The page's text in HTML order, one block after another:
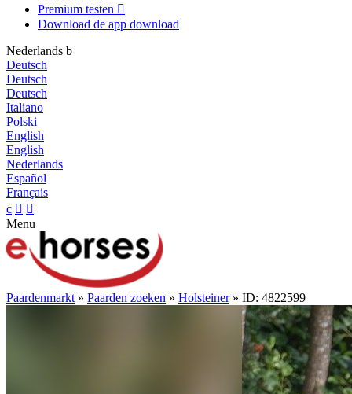
Premium testen 
Download de app download
Nederlands b
Deutsch
Deutsch
Deutsch
Italiano
Polski
English
English
Nederlands
Español
Français
c  
Menu
Paardenmarkt » Paarden zoeken » Holsteiner» ID: 4822599